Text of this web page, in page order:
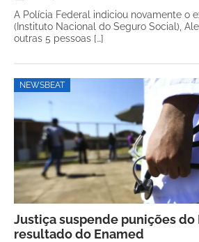
A Polícia Federal indiciou novamente o
(Instituto Nacional do Seguro Social),
outras 5 pessoas […]
NEWSBEAT
Justiça suspende punições do
resultado do Enamed